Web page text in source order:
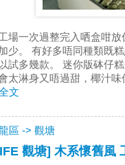
場一次過整完入哂盒咁
少。 有好多唔同種類既
試多幾款。 迷你版砵仔
太淋身又唔過甜，椰汁
文
區 -> 觀塘
觀塘] 木系懷舊風